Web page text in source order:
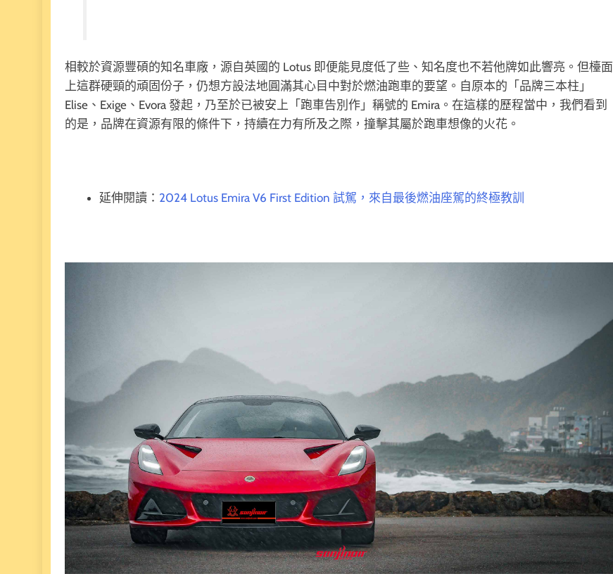
相較於資源豐碩的知名車廠，源自英國的 Lotus 即便能見度低了些、知名度也不若他牌如此響亮。但檯面
上這群硬頸的頑固份子，仍想方設法地圓滿其心目中對於燃油跑車的要望。自原本的「品牌三本柱」
Elise、Exige、Evora 發起，乃至於已被安上「跑車告別作」稱號的 Emira。在這樣的歷程當中，我們看到
的是，品牌在資源有限的條件下，持續在力有所及之際，撞擊其屬於跑車想像的火花。
延伸閱讀： 2024 Lotus Emira V6 First Edition 試駕，來自最後燃油座駕的終極教訓